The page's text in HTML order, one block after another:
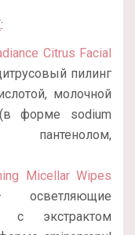
:
Citrus Facial
пилинг
молочной
форме sodium
пантенолом,
Micellar Wipes
с экстрактом